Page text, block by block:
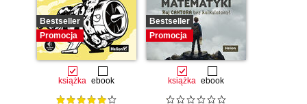
Bestseller
Promocja
książka ebook
Bestseller
Promocja
książka ebook